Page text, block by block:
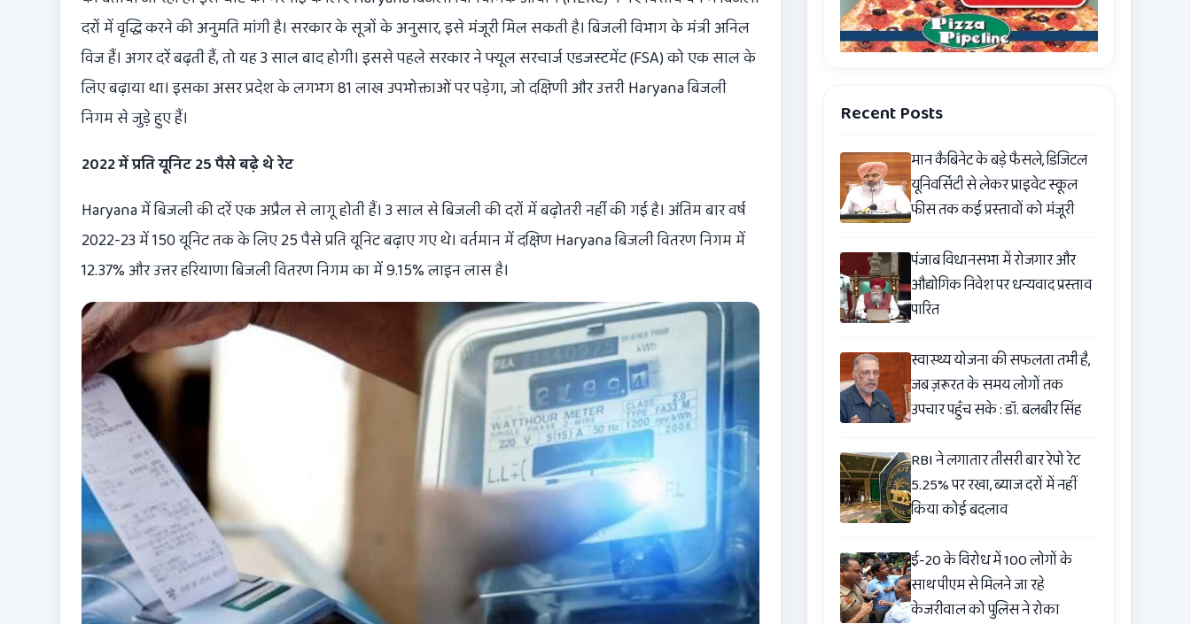
दरों में वृद्धि करने की अनुमति मांगी है। सरकार के सूत्रों के अनुसार, इसे मंजूरी मिल सकती है। बिजली विभाग के मंत्री अनिल
विज हैं। अगर दरें बढ़ती हैं, तो यह 3 साल बाद होगी। इससे पहले सरकार ने फ्यूल सरचार्ज एडजस्टमेंट (FSA) को एक साल के
लिए बढ़ाया था। इसका असर प्रदेश के लगभग 81 लाख उपभोक्ताओं पर पड़ेगा, जो दक्षिणी और उत्तरी Haryana बिजली
निगम से जुड़े हुए हैं।
2022 में प्रति यूनिट 25 पैसे बढ़े थे रेट
Haryana में बिजली की दरें एक अप्रैल से लागू होती हैं। 3 साल से बिजली की दरों में बढ़ोतरी नहीं की गई है। अंतिम बार वर्ष
2022-23 में 150 यूनिट तक के लिए 25 पैसे प्रति यूनिट बढ़ाए गए थे। वर्तमान में दक्षिण Haryana बिजली वितरण निगम में
12.37% और उत्तर हरियाणा बिजली वितरण निगम का में 9.15% लाइन लास है।
Recent Posts
मान कैबिनेट के बड़े फैसले, डिजिटल
यूनिवर्सिटी से लेकर प्राइवेट स्कूल
फीस तक कई प्रस्तावों को मंजूरी
पंजाब विधानसभा में रोजगार और
औद्योगिक निवेश पर धन्यवाद प्रस्ताव
पारित
स्वास्थ्य योजना की सफलता तभी है,
जब ज़रूरत के समय लोगों तक
उपचार पहुँच सके : डॉ. बलबीर सिंह
RBI ने लगातार तीसरी बार रेपो रेट
5.25% पर रखा, ब्याज दरों में नहीं
किया कोई बदलाव
ई-20 के विरोध में 100 लोगों के
साथ पीएम से मिलने जा रहे
केजरीवाल को पुलिस ने रोका